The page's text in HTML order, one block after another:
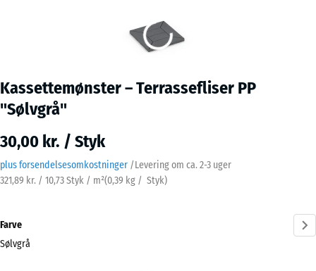
Kassettemønster – Terrassefliser PP
"Sølvgrå"
30,00 kr. / Styk
plus forsendelsesomkostninger /Levering om ca. 2-3 uger
321,89 kr. / 10,73 Styk / m²(0,39 kg / Styk)
Farve
Sølvgrå